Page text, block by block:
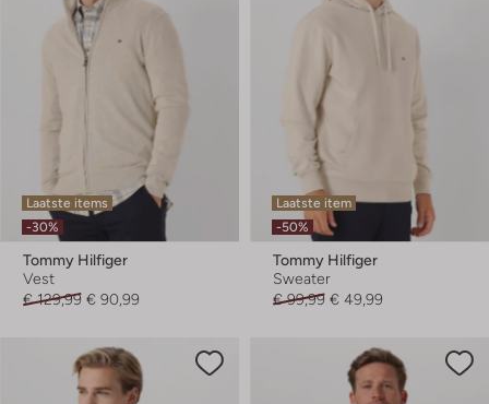
Laatste items
-30%
Tommy Hilfiger
Vest
€ 129,99 € 90,99
Laatste item
-50%
Tommy Hilfiger
Sweater
€ 99,99 € 49,99